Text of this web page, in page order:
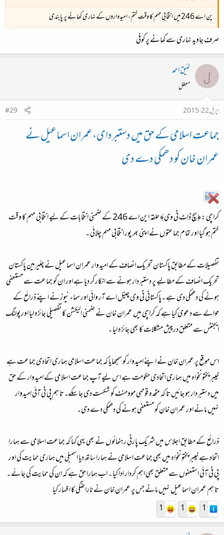
ین اے 246 میں انتخابی مہم کا وقت ختم، امیدواروں کے نہاری کھانے پر پابندی
صرف جاوید نہاری سے کھانے پر کوفی
ل لئیق احمد
معطل
اپریل 22، 2015
#29
جماعت اسلامی کے حق میں دستبردای،عمران اسماعیل نے
عمران خان کو دھمکی دے دی
کراچی : ﴿سچ ڈاٹ ٹی وی﴾ حلقہ این اے 246 کے ضمنی انتخابات کے لیے انتخابی مہم کا وقت
ختم ہو گیا اور تمام جماعتوں نے اپنی بھرپور انتخابی مہم چلائی ۔
تفصیلات کے مطابق پاکستان تحریک انصاف کے امیدوار عمران اسماعیل نے چئیرمین پاکستان
تحریک انصاف کے مطالبے پر دستبردار ہونے سے انکار کر دیا ہے اور ان کو جماعت سے مستعفی
ہونے کی دھمکی دی ہے ۔پاکستانی ٹی وی چینل اے آر وائی اور سماء نیوز نے اپنے ذرائع کے
حوالے سے دعوی کیا ہے کہ کراچی میں عمران خان نے ضمنی الیکشن کا تفصیلی جائزہ لیا اور پولنگ
ایجنٹس سے متعلق درپیش مشکلات کا بھی جائزہ لیا ۔
اس موقع پر عمران خان نے اپنے امیدوار کو سمجھایا کہ جماعت اسلامی ہماری اتحادی جماعت ہے
خیبر پختونخواہ میں ہماری اتحادی حکومت ہے اس لیے آپ جماعت اسلامی کے امیدوار کے حق
میں دستبردار ہو جائیں تا کہ متحدہ قوممی موومنٹ کو شکست دی جا سکے۔تا ہم پی ٹی آئی امیدوار
نہیں مانے اور عمران خان کو مستعفی ہونے کی دھمکی دے دی۔
ذرائع کے مطابق اجلاس میں شریک پارٹی رہنمائوں نے بھی یہی کہا کہ جماعت اسلامی سے ہمارا
اتحاد ہے خیبر پختونخواہ میں بھی جماعت اسلامی نے ہمارا ساتھ دیا اسمبلی میں ہماری حمایت کی اور
پی ٹی آئی استعفوں سے متعلق بھی اہم کردار ادا کیا ۔ اب ہمارا حق ہے کہ ان کی حمایت کی جائے ۔
تا ہم عمران اسماعیل نہیں مانے جس پر عمران خان نے ناراضگی کا اظہار کیا
1
1
1